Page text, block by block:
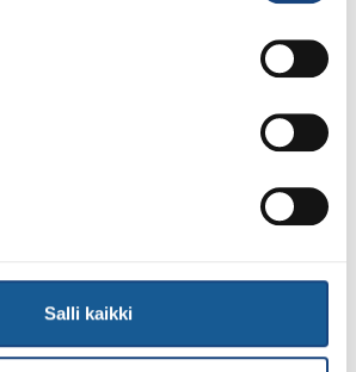
Salli kaikki